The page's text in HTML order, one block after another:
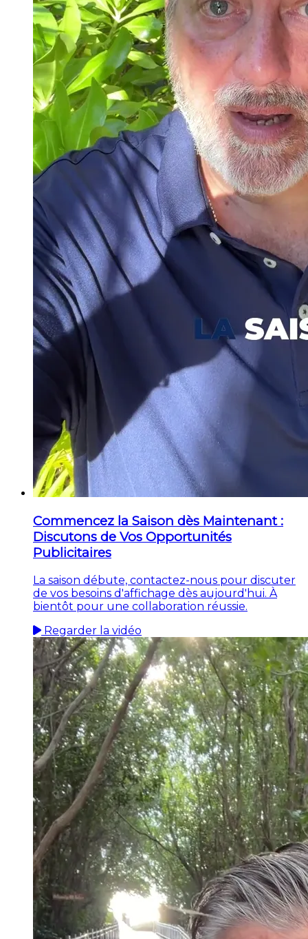
Commencez la Saison dès Maintenant :
Discutons de Vos Opportunités
Publicitaires
La saison débute, contactez-nous pour discuter
de vos besoins d'affichage dès aujourd'hui. À
bientôt pour une collaboration réussie.
Regarder la vidéo